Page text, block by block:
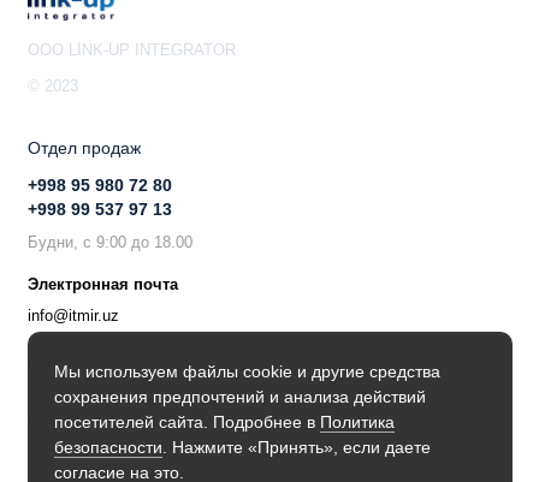
Мы используем файлы cookie и другие средства
сохранения предпочтений и анализа действий
посетителей сайта. Подробнее в Политика
безопасности . Нажмите «Принять», если даете
согласие на это.
OOO LINK-UP INTEGRATOR
© 2023
Отдел продаж
+998 95 980 72 80
+998 99 537 97 13
Будни, с 9:00 до 18.00
Электронная почта
info@itmir.uz
Поддержка в мессенджере
Будьте в курсе наших новостей!